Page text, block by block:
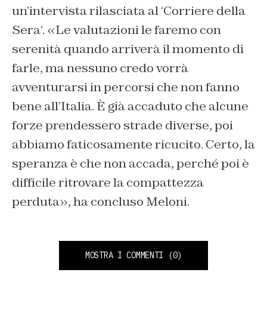
un’intervista rilasciata al ‘Corriere della
Sera‘. «Le valutazioni le faremo con
serenità quando arriverà il momento di
farle, ma nessuno credo vorrà
avventurarsi in percorsi che non fanno
bene all’Italia. È già accaduto che alcune
forze prendessero strade diverse, poi
abbiamo faticosamente ricucito. Certo, la
speranza è che non accada, perché poi è
difficile ritrovare la compattezza
perduta», ha concluso Meloni.
MOSTRA I COMMENTI (0)